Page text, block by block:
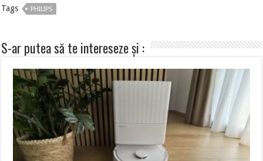
Tags PHILIPS
S-ar putea să te intereseze și :